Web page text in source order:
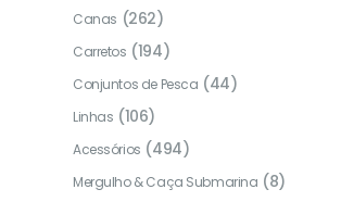
Canas (262)
Carretos (194)
Conjuntos de Pesca (44)
Linhas (106)
Acessórios (494)
Mergulho & Caça Submarina (8)